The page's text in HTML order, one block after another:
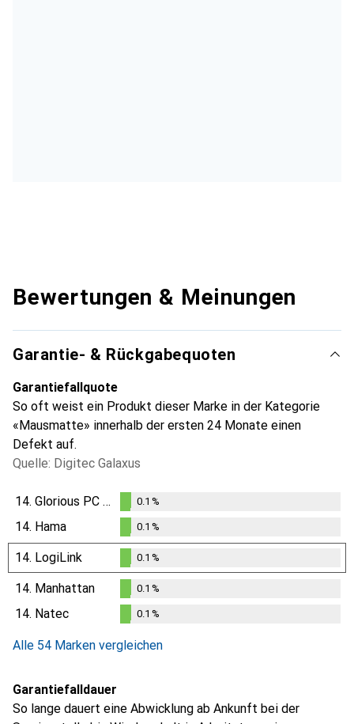
Bewertungen & Meinungen
Garantie- & Rückgabequoten
Garantiefallquote
So oft weist ein Produkt dieser Marke in der Kategorie
«Mausmatte» innerhalb der ersten 24 Monate einen
Defekt auf.
Quelle: Digitec Galaxus
14. Glorious PC Gaming Race
%
0.1 %
14. Hama
0.1%
0.1 %
14. LogiLink
0.1%
0.1 %
14. Manhattan
%
0.1 %
14. Natec 0.1 %
Alle 54 Marken vergleichen
Garantiefalldauer
So lange dauert eine Abwicklung ab Ankunft bei der